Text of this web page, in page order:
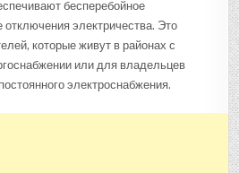
бесперебойное
отключения электричества. Это
которые живут в районах с
или для владельцев
электроснабжения.